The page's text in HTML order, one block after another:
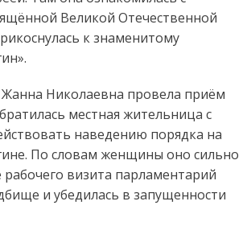
Великой Отечественной
к знаменитому
Николаевна провела приём
местная жительница с
наведению порядка на
По словам женщины оно сильно
рабочего визита парламентарий
и убедилась в запущенности